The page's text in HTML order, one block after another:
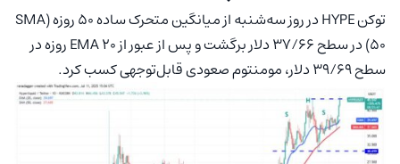
توکن HYPE در روز سه‌شنبه از میانگین متحرک ساده ۵۰ روزه (SMA
50) در سطح ۳۷/۶۶ دلار برگشت و پس از عبور از EMA 20 روزه در
سطح ۳۹/۶۹ دلار، مومنتوم صعودی قابل‌توجهی کسب کرد.